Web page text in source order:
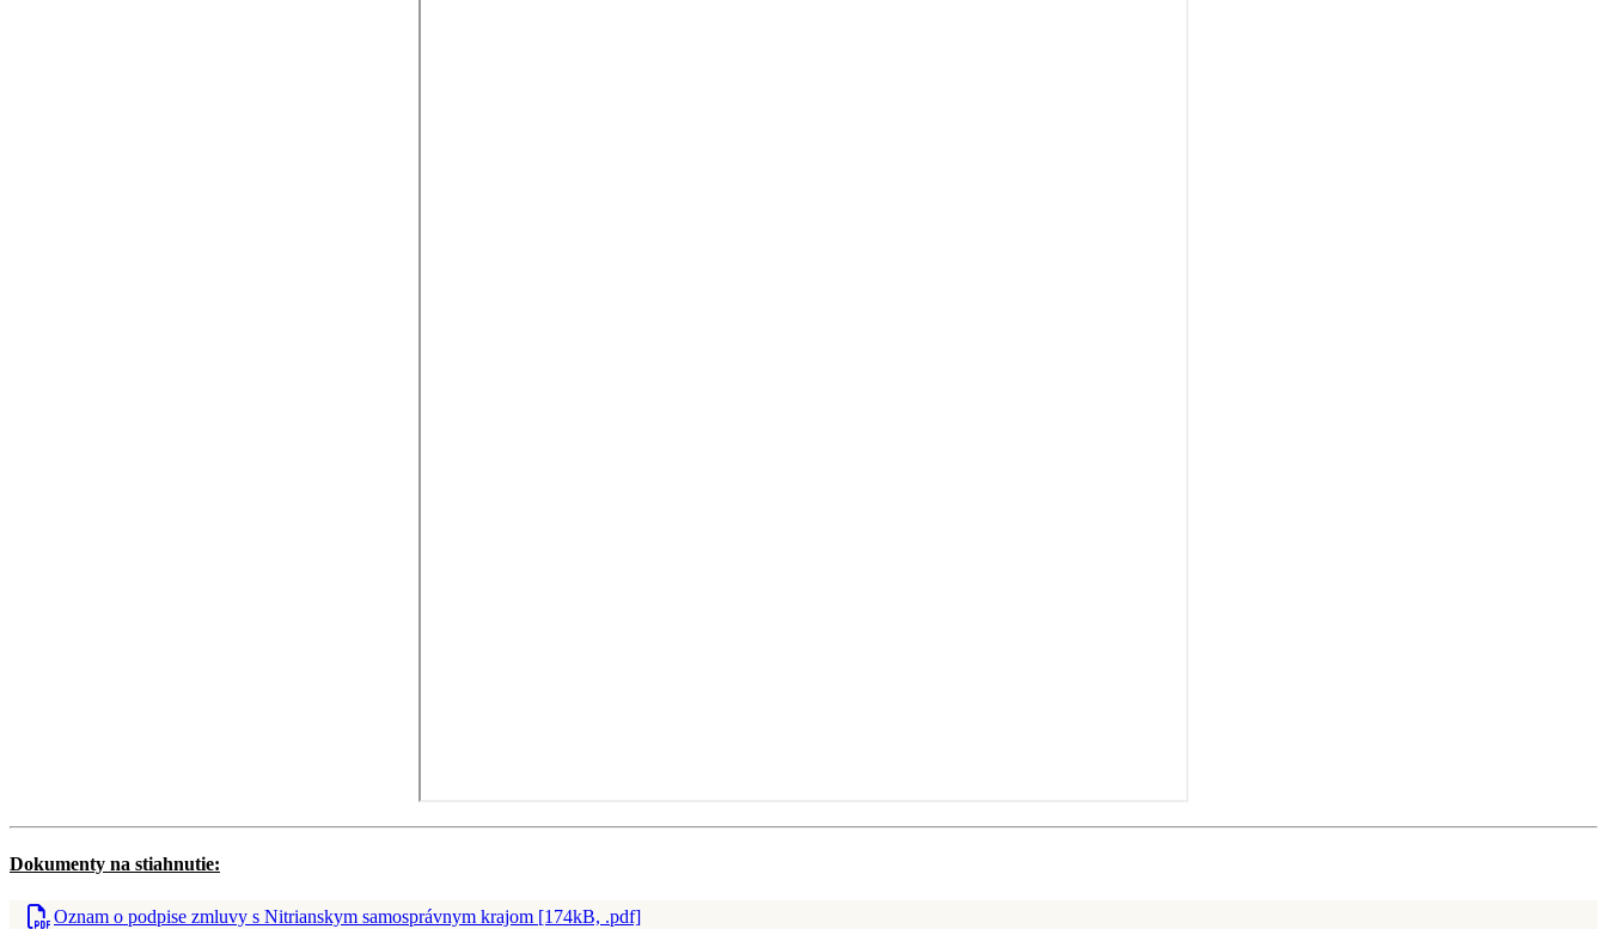
Dokumenty na stiahnutie:
Oznam o podpise zmluvy s Nitrianskym samosprávnym krajom [174kB, .pdf]